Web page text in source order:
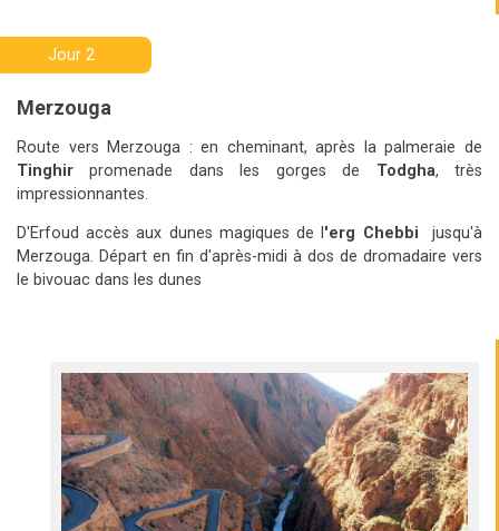
Jour 2
Merzouga
Route vers Merzouga : en cheminant, après la palmeraie de
Tinghirpromenade dans les gorges de Todgha, très
impressionnantes.
D'Erfoud accès aux dunes magiques de l 'erg Chebbi jusqu'à
Merzouga. Départ en fin d'après-midi à dos de dromadaire vers
le bivouac dans les dunes